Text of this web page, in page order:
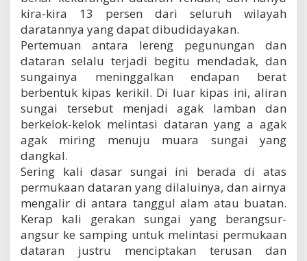
kira-kira 13 persen dari seluruh wilayah
daratannya yang dapat dibudidayakan.
Pertemuan antara lereng pegunungan dan
dataran selalu terjadi begitu mendadak, dan
sungainya meninggalkan endapan berat
berbentuk kipas kerikil. Di luar kipas ini, aliran
sungai tersebut menjadi agak lamban dan
berkelok-kelok melintasi dataran yang a agak
agak miring menuju muara sungai yang
dangkal.
Sering kali dasar sungai ini berada di atas
permukaan dataran yang dilaluinya, dan airnya
mengalir di antara tanggul alam atau buatan.
Kerap kali gerakan sungai yang berangsur-
angsur ke samping untuk melintasi permukaan
dataran justru menciptakan terusan dan